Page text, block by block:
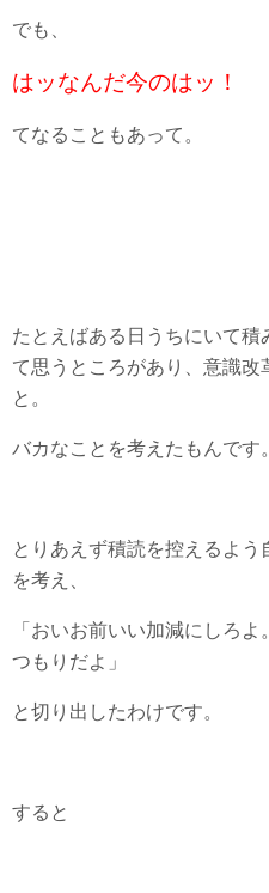
でも、
はッなんだ今のはッ！
てなることもあって。
たとえばある日うちにいて
て思うところがあり、意識改
と。
バカなことを考えたもんです。
とりあえず積読を控えるよ
を考え、
「おいお前いい加減にしろ
つもりだよ」
と切り出したわけです。
すると